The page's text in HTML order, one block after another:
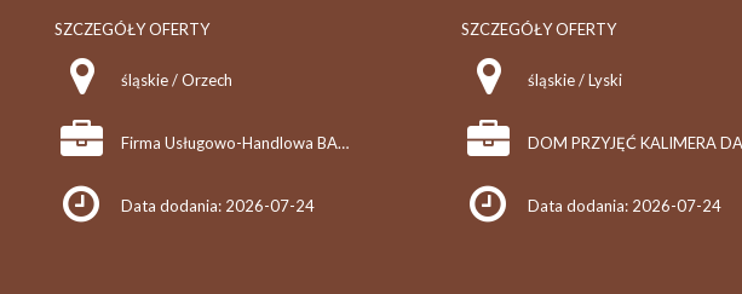
SZCZEGÓŁY OFERTY
śląskie / Orzech
Firma Usługowo-Handlowa BAMAR Barbara Chmielowska
Data dodania: 2026-07-24
SZCZEGÓŁY OFERTY
śląskie / Lyski
Data dodania: 2026-07-24